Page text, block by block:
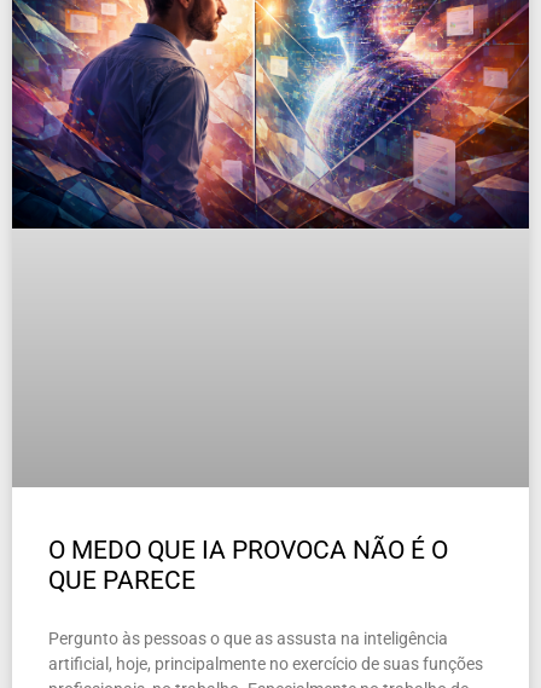
O MEDO QUE IA PROVOCA NÃO É O
QUE PARECE
Pergunto às pessoas o que as assusta na inteligência
artificial, hoje, principalmente no exercício de suas funções